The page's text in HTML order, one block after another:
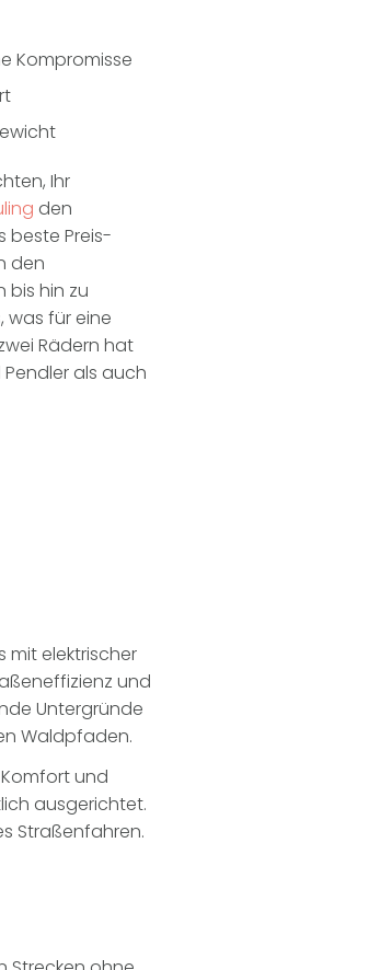
Kompromisse
Ihr
den
beste Preis-
den
bis hin zu
was für eine
Rädern hat
als auch
mit elektrischer
und
Untergründe
Waldpfaden.
und
ausgerichtet.
Straßenfahren.